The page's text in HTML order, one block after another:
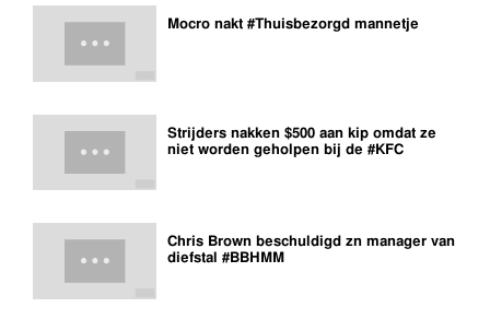
Mocro nakt #Thuisbezorgd mannetje
Strijders nakken $500 aan kip omdat ze
niet worden geholpen bij de #KFC
Chris Brown beschuldigd zn manager van
diefstal #BBHMM